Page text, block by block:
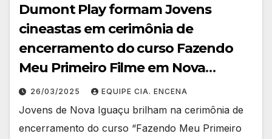
Dumont Play formam Jovens
cineastas em cerimônia de
encerramento do curso Fazendo
Meu Primeiro Filme em Nova
Iguaçu
26/03/2025 EQUIPE CIA. ENCENA
Jovens de Nova Iguaçu brilham na cerimônia de
encerramento do curso “Fazendo Meu Primeiro